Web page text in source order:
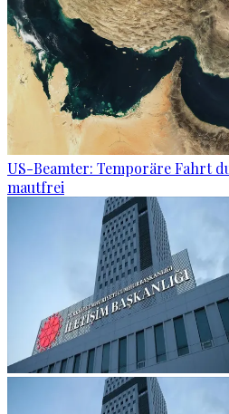
US-Beamter: Temporäre Fahrt
mautfrei